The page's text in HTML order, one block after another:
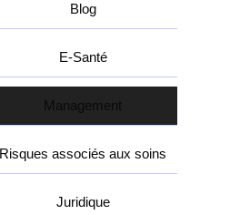
Blog
E-Santé
Management
Risques associés aux soins
Juridique